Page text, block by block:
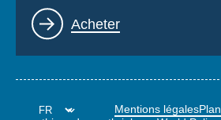
Lien
Acheter
Mentions légales